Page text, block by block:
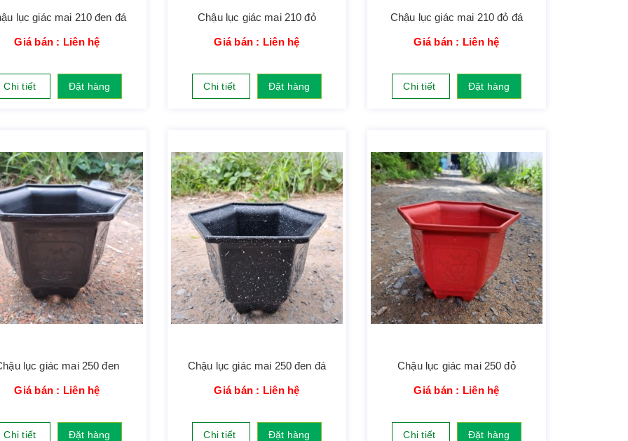
lục giác mai 210 đen đá
Giá bán : Liên hệ
Chi tiết Đặt hàng
Chậu lục giác mai 210 đỏ
Giá bán : Liên hệ
Chi tiết Đặt hàng
Chậu lục giác mai 210 đỏ đá
Giá bán : Liên hệ
Chi tiết Đặt hàng
lục giác mai 250 đen
Giá bán : Liên hệ
Chi tiết Đặt hàng
Chậu lục giác mai 250 đen đá
Giá bán : Liên hệ
Chi tiết Đặt hàng
Chậu lục giác mai 250 đỏ
Giá bán : Liên hệ
Chi tiết Đặt hàng